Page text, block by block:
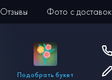
Отзывы Фото с доставок
Подобрать букет